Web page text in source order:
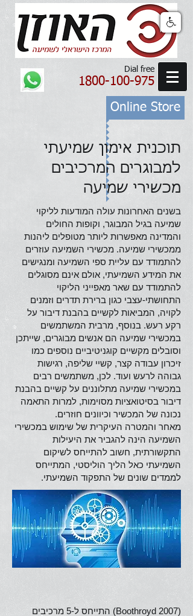
Dial free
1800-100-975
Online Store
תוכנית אימון שמיעתי
למבוגרים המרכיבים
מכשירי שמיעה
בשנים האחרונות עולה המודעות לליקוי
שמיעה בגיל המבוגר, וקופות החולים
והמדינה מאפשרות ליותר מטופלים ליהנות
ממכשירי שמיעה. מכשירי השמיעה עוזרים
להתמודד עם עליית ספי השמיעה ומנגישים
את המידע השמיעתי, אולם אינם מסוגלים
להתמודד עם שאר מאפייני הליקוי
התחושתי-עצבי כגון ברירת תדרים וזמנים
לקויה, המביאות לקשיים בהבנת דיבור על
רקע רעש. בנוסף, מרבית המשתמשים
במכשירי שמיעה הם אנשים מבוגרים, שייתכן
וסובלים מקשיים קוגניטיביים נוספים כמו
זיכרון עבודה קצר, קשיי שליפה, רגישות
גבוהה לרעש ועוד. לכן, משתמשים רבים
במכשירי שמיעה מתלוננים על קשיים בהבנת
דיבור בסיטואציות מסוימות, למרות התאמה
נכונה של המכשיר וכיוונים חוזרים.
מאחר והמטרה העיקרית של שימוש במכשירי
השמיעה הינה להגביר את היעילות
התקשורתית, חשוב להתייחס לשיקום
השמיעתי כאל הליך הוליסטי, המתייחס
לממדים שונים של התפקוד השמיעתי.
(Boothroyd 2007) התייחס ל-5 מרכיבים